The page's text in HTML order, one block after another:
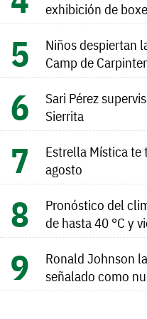
exhibición de
Niños despiertan
Camp de
Sari Pérez
Sierrita
Estrella Mística
agosto
Pronóstico del
de hasta 40 °C y
Ronald Johnson
señalado como